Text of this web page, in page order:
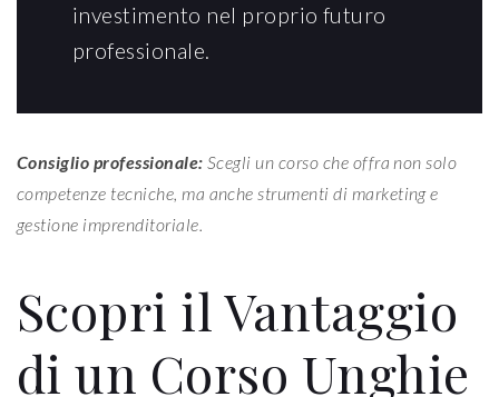
investimento nel proprio futuro
professionale.
Consiglio professionale: Scegli un corso che offra non solo
competenze tecniche, ma anche strumenti di marketing e
gestione imprenditoriale.
Scopri il Vantaggio
di un Corso Unghie